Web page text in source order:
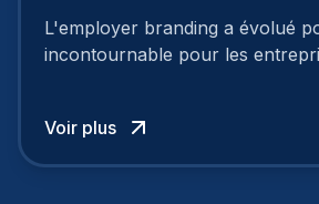
L'employer branding a évolué
incontournable pour les
Voir plus